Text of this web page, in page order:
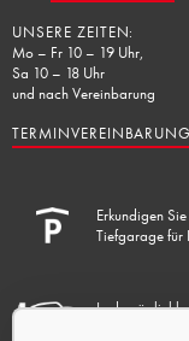
UNSERE ZEITEN:
Mo – Fr 10 – 19 Uhr,
Sa 10 – 18 Uhr
und nach Vereinbarung
TERMINVEREINBARUNG
Erkundigen
Tiefgarage für